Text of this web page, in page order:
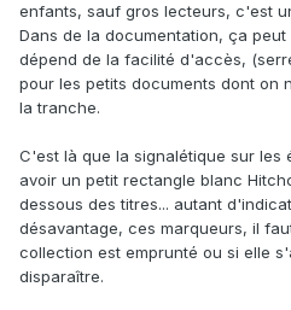
enfants, sauf gros lecteurs, c'est
Dans de la documentation, ça
dépend de la facilité d'accès,
pour les petits documents dont on
la tranche.
C'est là que la signalétique sur les
avoir un petit rectangle blanc
dessous des titres... autant
désavantage, ces marqueurs, il
collection est emprunté ou si elle
disparaître.